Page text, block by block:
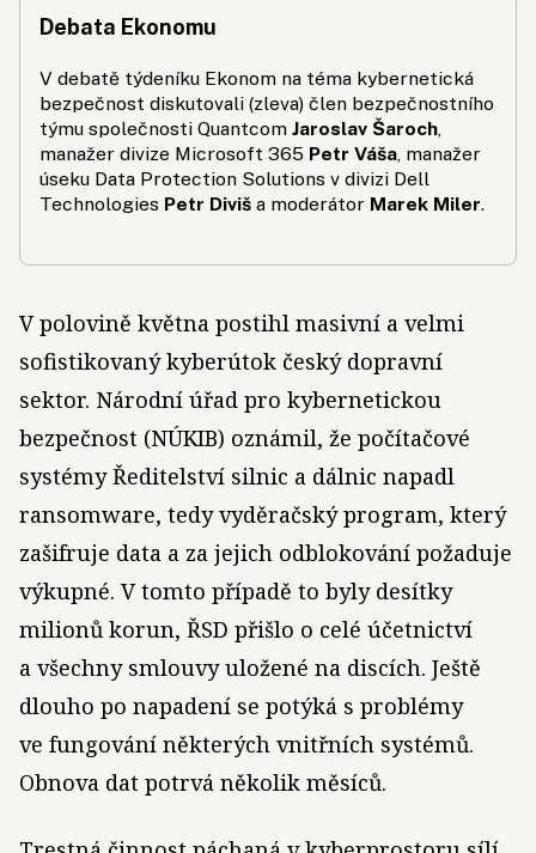
Debata Ekonomu
V debatě týdeníku Ekonom na téma kybernetická
bezpečnost diskutovali (zleva) člen bezpečnostního
týmu společnosti Quantcom Jaroslav Šaroch,
manažer divize Microsoft 365 Petr Váša, mana­žer
úseku Data Prote­ction Solutions v divizi Dell
Technologies Petr Diviš a moderátor Marek Miler.
V polovině května postihl masivní a velmi
sofistikovaný kyberútok český dopravní
sektor. Národní úřad pro kybernetickou
bezpečnost (NÚKIB) oznámil, že počítačové
systémy Ředitelství silnic a dálnic napadl
ransomware, tedy vyděračský program, který
zašifruje data a za jejich odblokování požaduje
výkupné. V tomto případě to byly desítky
milionů korun, ŘSD přišlo o celé účetnictví
a všechny smlouvy uložené na discích. Ještě
dlouho po napadení se potýká s problémy
ve fungování některých vnitřních systémů.
Obnova dat potrvá několik měsíců.